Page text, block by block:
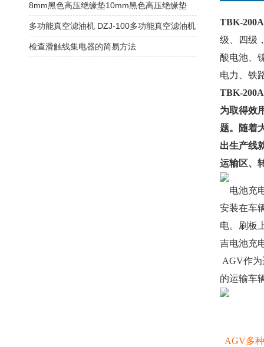
TBK-
级、四级
酸电池、
电力、铁
TBK-
为取得效
题。随着
出生产线
运输区、
电池充
安装在车
电。刷板
吉电池充
AGV作
的运输车
AGV多
8mm黑色高压绝缘垫10mm黑色高压绝缘垫
多功能真空滤油机 DZJ-100多功能真空滤油机
检查滑触线集电器的简易方法